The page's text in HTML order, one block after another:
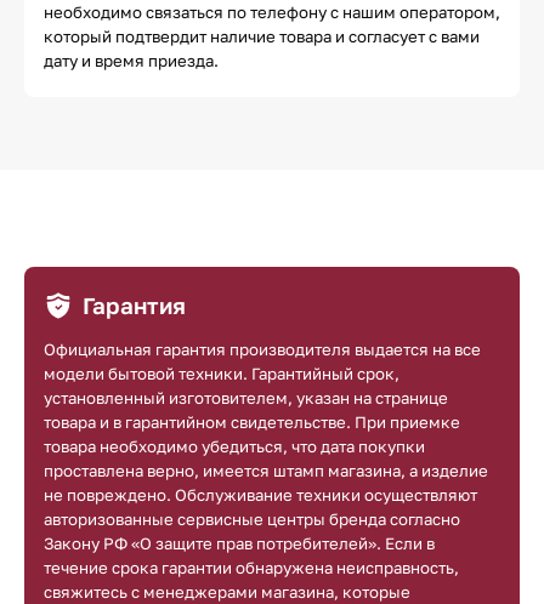
необходимо связаться по телефону с нашим оператором,
который подтвердит наличие товара и согласует с вами
дату и время приезда.
Гарантия
Официальная гарантия производителя выдается на все
модели бытовой техники. Гарантийный срок,
установленный изготовителем, указан на странице
товара и в гарантийном свидетельстве. При приемке
товара необходимо убедиться, что дата покупки
проставлена верно, имеется штамп магазина, а изделие
не повреждено. Обслуживание техники осуществляют
авторизованные сервисные центры бренда согласно
Закону РФ «О защите прав потребителей». Если в
течение срока гарантии обнаружена неисправность,
свяжитесь с менеджерами магазина, которые